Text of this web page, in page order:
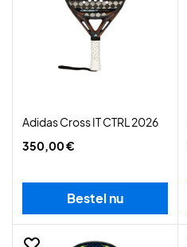
Adidas Cross IT CTRL 2026
350,00 €
Bestel nu